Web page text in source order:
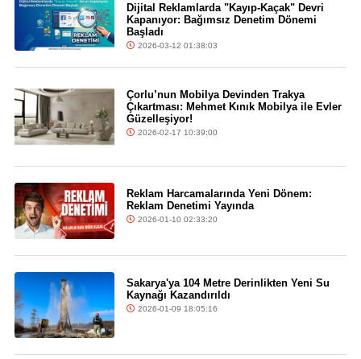
Dijital Reklamlarda "Kayıp-Kaçak" Devri
Kapanıyor: Bağımsız Denetim Dönemi
Başladı
2026-03-12 01:38:03
Çorlu’nun Mobilya Devinden Trakya
Çıkartması: Mehmet Kınık Mobilya ile Evler
Güzelleşiyor!
2026-02-17 10:39:00
Reklam Harcamalarında Yeni Dönem:
Reklam Denetimi Yayında
2026-01-10 02:33:20
Sakarya'ya 104 Metre Derinlikten Yeni Su
Kaynağı Kazandırıldı
2026-01-09 18:05:16